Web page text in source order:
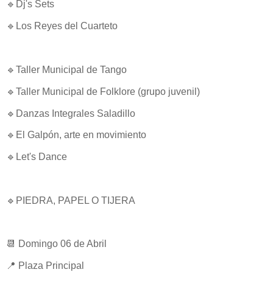
🔹Dj's Sets
🔹Los Reyes del Cuarteto
🔹Taller Municipal de Tango
🔹Taller Municipal de Folklore (grupo juvenil)
🔹Danzas Integrales Saladillo
🔹El Galpón, arte en movimiento
🔹Let's Dance
🔹PIEDRA, PAPEL O TIJERA
📆 Domingo 06 de Abril
📍 Plaza Principal